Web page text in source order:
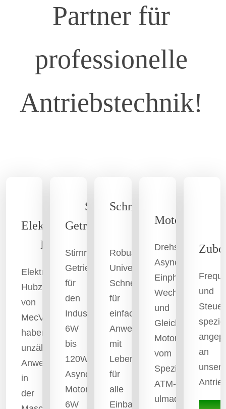
Partner für
professionelle
Antriebstechnik!
MecVel
Elektromechanische
Hubzylinder
Elektromechanische
Hubzylinder
von
MecVel
haben
unzählige
Anwendungen
in
der
Stirnrad-
Getriebemotoren
Stirnrad-
Getriebemotoren
für
den
Industriebedarf.
6W
bis
120W
Asynchron-
Motoren.
6W
Schneckengetriebe-
Motoren
Robuste
Universal-
Schneckengetriebe
für
einfache
Anwendungen,
mit
Lebensdauerschmierung,
für
alle
Einbaulagen.
Motoren
Drehstrom-,
Asynchron-,
Einphasen-,
Wechselstrom-
und
Gleichstrom-
Motoren
vom
Spezialisten
ATM-
ulmadrive.
und
an